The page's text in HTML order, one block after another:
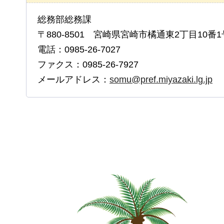
総務部総務課
〒880-8501 宮崎県宮崎市橘通東2丁目10番1
電話：0985-26-7027
ファクス：0985-26-7927
メールアドレス： somu@pref.miyazaki.lg.jp